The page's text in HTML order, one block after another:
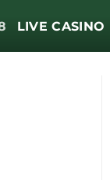
LIVE CASINO